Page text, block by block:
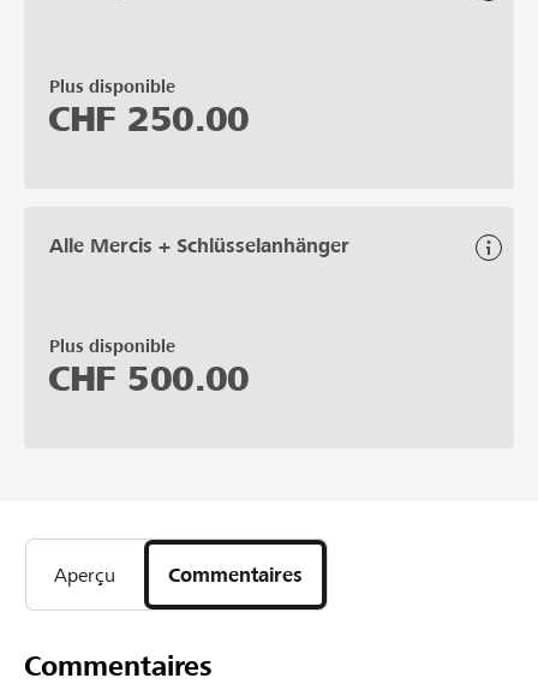
Plus disponible
CHF 250.00
Alle Mercis + Schlüsselanhänger
Plus disponible
CHF 500.00
Aperçu Commentaires
Commentaires